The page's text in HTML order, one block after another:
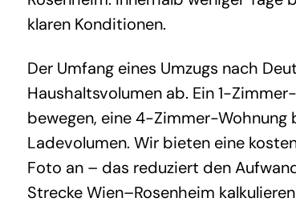
klaren Konditionen.
Der Umfang eines Umzugs nach
Haushaltsvolumen ab. Ein 1-
bewegen, eine 4-Zimmer-
Ladevolumen. Wir bieten eine
Foto an – das reduziert den
Strecke Wien–Rosenheim